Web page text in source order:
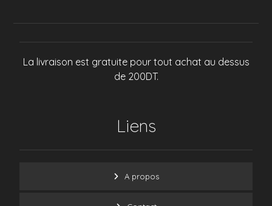
La livraison est gratuite pour tout achat au dessus
de 200DT.
Liens
A propos